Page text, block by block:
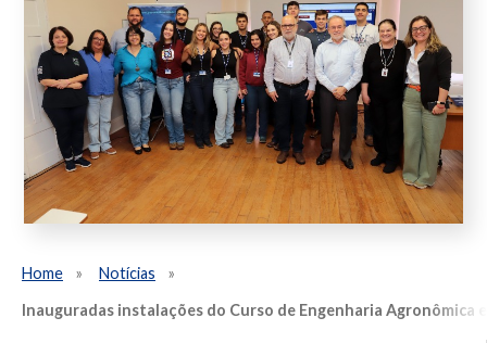
Home
Notícias
Inauguradas instalações do Curso de Engenharia Agronômica